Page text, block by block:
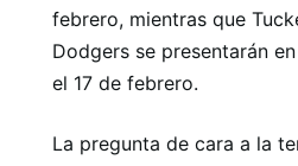
febrero, mientras que
Dodgers se presentarán
el 17 de febrero.
La pregunta de cara a la